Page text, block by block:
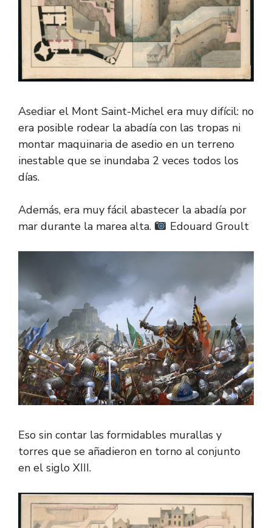
Asediar el Mont Saint-Michel era muy difícil: no
era posible rodear la abadía con las tropas ni
montar maquinaria de asedio en un terreno
inestable que se inundaba 2 veces todos los
días.
Además, era muy fácil abastecer la abadía por
mar durante la marea alta.
Edouard Groult
Eso sin contar las formidables murallas y
torres que se añadieron en torno al conjunto
en el siglo XIII.